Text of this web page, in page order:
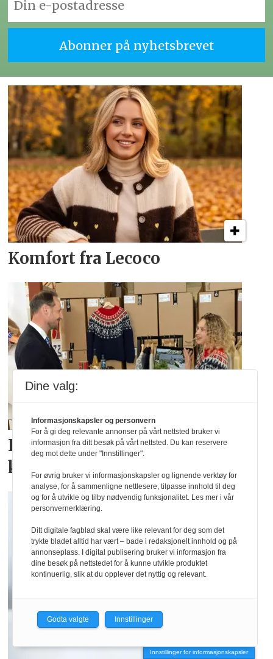
Komfort fra Lecoco
Kronprinsen minnes ull som
klødde
Innstillinger for informasjonskapsler
Dine valg:
Informasjonskapsler og personvern
For å gi deg relevante annonser på vårt nettsted bruker vi
informasjon fra ditt besøk på vårt nettsted. Du kan reservere
deg mot dette under "Innstillinger".
For øvrig bruker vi informasjonskapsler og lignende verktøy for
analyse, for å sammenligne nettlesere, tilpasse innhold til deg
og for å utvikle og tilby nødvendig funksjonalitet. Les mer i vår
personvernerklæring.
Ditt digitale fagblad skal være like relevant for deg som det
trykte bladet alltid har vært – bade i redaksjonelt innhold og på
annonseplass. I digital publisering bruker vi informasjon fra
dine besøk på nettstedet for å kunne utvikle produktet
kontinuerlig, slik at du opplever det nyttig og relevant.
Godta valgte Innstillinger